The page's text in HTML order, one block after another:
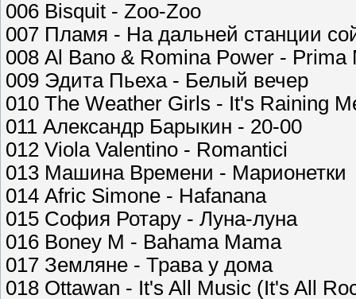
006 Bisquit - Zoo-Zoo
007 Пламя - На дальней станции
008 Al Bano & Romina Power - Prima
009 Эдита Пьеха - Белый вечер
010 The Weather Girls - It's Raining
011 Александр Барыкин - 20-00
012 Viola Valentino - Romantici
013 Машина Времени - Марионетки
014 Afric Simone - Hafanana
015 София Ротару - Луна-луна
016 Boney M - Bahama Mama
017 Земляне - Трава у дома
018 Ottawan - It's All Music (It's All